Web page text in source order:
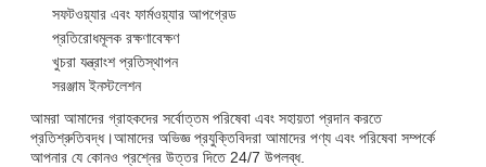
সফটওয়্যার এবং ফার্মওয়্যার আপগ্রেড
প্রতিরোধমূলক রক্ষণাবেক্ষণ
খুচরা যন্ত্রাংশ প্রতিস্থাপন
সরঞ্জাম ইনস্টলেশন
আমরা আমাদের গ্রাহকদের সর্বোত্তম পরিষেবা এবং সহায়তা প্রদান করতে
প্রতিশ্রুতিবদ্ধ।আমাদের অভিজ্ঞ প্রযুক্তিবিদরা আমাদের পণ্য এবং পরিষেবা সম্পর্কে
আপনার যে কোনও প্রশ্নের উত্তর দিতে 24/7 উপলব্ধ.